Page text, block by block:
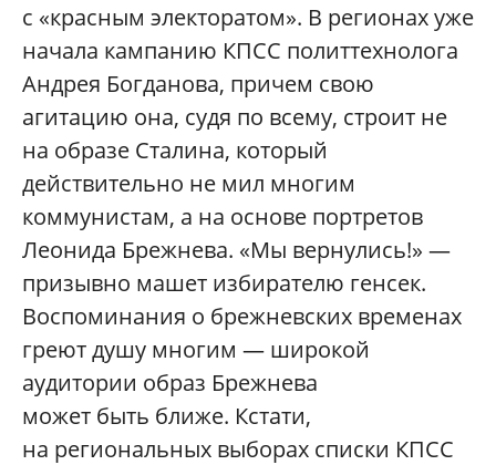
с «красным электоратом». В регионах уже
начала кампанию КПСС политтехнолога
Андрея Богданова, причем свою
агитацию она, судя по всему, строит не
на образе Сталина, который
действительно не мил многим
коммунистам, а на основе портретов
Леонида Брежнева. «Мы вернулись!» —
призывно машет избирателю генсек.
Воспоминания о брежневских временах
греют душу многим — широкой
аудитории образ Брежнева
может быть ближе. Кстати,
на региональных выборах списки КПСС